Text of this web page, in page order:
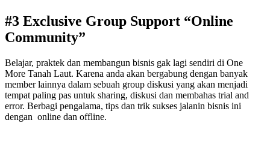
#3 Exclusive Group Support “Online
Community”
Belajar, praktek dan membangun bisnis gak lagi sendiri di One
More Tanah Laut. Karena anda akan bergabung dengan banyak
member lainnya dalam sebuah group diskusi yang akan menjadi
tempat paling pas untuk sharing, diskusi dan membahas trial and
error. Berbagi pengalama, tips dan trik sukses jalanin bisnis ini
dengan online dan offline.